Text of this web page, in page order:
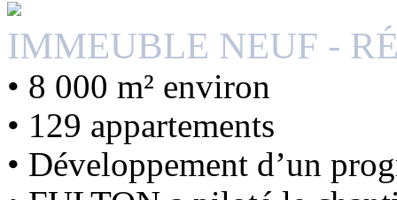
IMMEUBLE NEUF -
• 8 000 m² environ
• 129 appartements
• Développement d’un